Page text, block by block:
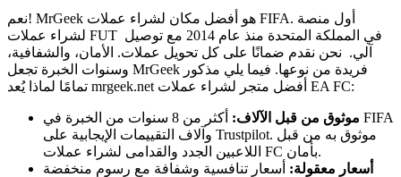
نعم! MrGeek هو أفضل مكان لشراء عملات FIFA. أول منصة
لشراء عملات FUT في المملكة المتحدة منذ عام 2014 مع توصيل
آلي. نحن نقدم ضمانًا على كل تحويل عملات. الأمان، والشفافية،
وسنوات الخبرة تجعل MrGeek فريدة من نوعها. فيما يلي مذكور
تمامًا لماذا يُعد mrgeek.net أفضل متجر لشراء عملات EA FC:
موثوق من قبل الآلاف:
أكثر من 8 سنوات من الخبرة في FIFA
وآلاف التقييمات الإيجابية على Trustpilot. موثوق به من قبل
اللاعبين الجدد والقدامى لشراء عملات FC بأمان.
أسعار معقولة: أسعار تنافسية وشفافة مع رسوم منخفضة